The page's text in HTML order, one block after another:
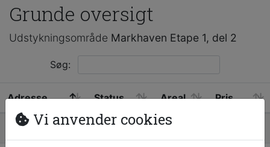
Grunde oversigt
Udstykningsområde Markhaven Etape 1, del 2
Søg:
Adresse Status Areal Pris
Porrehaven 1 Ledig 881 m²
Vi anvender cookies